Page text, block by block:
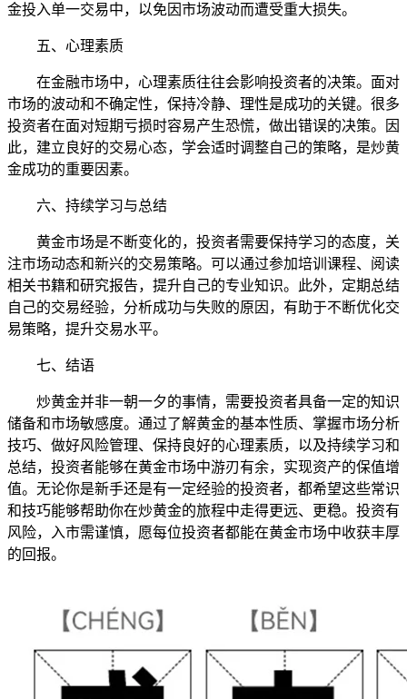
金投入单一交易中，以免因市场波动而遭受重大损失。
五、心理素质
在金融市场中，心理素质往往会影响投资者的决策。面对
市场的波动和不确定性，保持冷静、理性是成功的关键。很多
投资者在面对短期亏损时容易产生恐慌，做出错误的决策。因
此，建立良好的交易心态，学会适时调整自己的策略，是炒黄
金成功的重要因素。
六、持续学习与总结
黄金市场是不断变化的，投资者需要保持学习的态度，关
注市场动态和新兴的交易策略。可以通过参加培训课程、阅读
相关书籍和研究报告，提升自己的专业知识。此外，定期总结
自己的交易经验，分析成功与失败的原因，有助于不断优化交
易策略，提升交易水平。
七、结语
炒黄金并非一朝一夕的事情，需要投资者具备一定的知识
储备和市场敏感度。通过了解黄金的基本性质、掌握市场分析
技巧、做好风险管理、保持良好的心理素质，以及持续学习和
总结，投资者能够在黄金市场中游刃有余，实现资产的保值增
值。无论你是新手还是有一定经验的投资者，都希望这些常识
和技巧能够帮助你在炒黄金的旅程中走得更远、更稳。投资有
风险，入市需谨慎，愿每位投资者都能在黄金市场中收获丰厚
的回报。